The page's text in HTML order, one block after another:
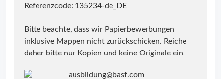
Referenzcode: 135234-de_DE
Bitte beachte, dass wir Papierbewerbungen
inklusive Mappen nicht zurückschicken. Reiche
daher bitte nur Kopien und keine Originale ein.
ausbildung@basf.com